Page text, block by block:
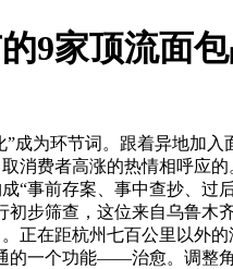
9家顶流面
为环节词。跟着异地加入
消费者高涨的热情相呼应
“事前存案、事中查抄、
步筛查，这位来自乌鲁
正在距杭州七百公里以外
的一个功能——治愈。调整